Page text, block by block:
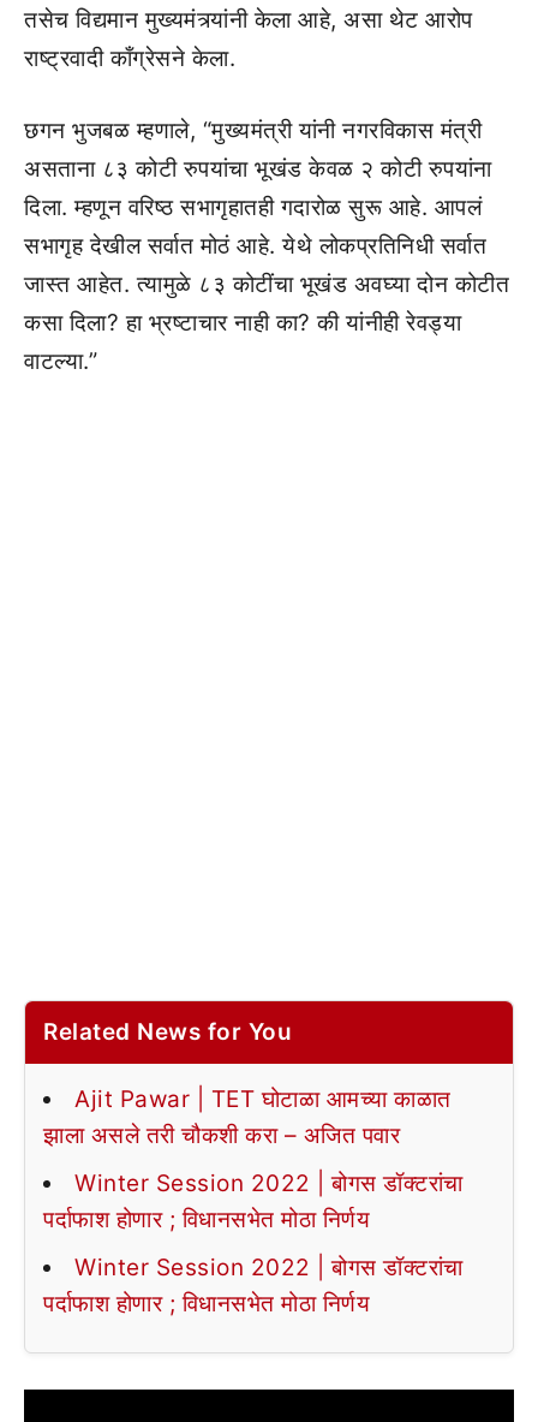
तसेच विद्यमान मुख्यमंत्र्यांनी केला आहे, असा थेट आरोप
राष्ट्रवादी काँग्रेसने केला.
छगन भुजबळ म्हणाले, “मुख्यमंत्री यांनी नगरविकास मंत्री
असताना ८३ कोटी रुपयांचा भूखंड केवळ २ कोटी रुपयांना
दिला. म्हणून वरिष्ठ सभागृहातही गदारोळ सुरू आहे. आपलं
सभागृह देखील सर्वात मोठं आहे. येथे लोकप्रतिनिधी सर्वात
जास्त आहेत. त्यामुळे ८३ कोटींचा भूखंड अवघ्या दोन कोटीत
कसा दिला? हा भ्रष्टाचार नाही का? की यांनीही रेवड्या
वाटल्या.”
Related News for You
Ajit Pawar | TET घोटाळा आमच्या काळात
झाला असले तरी चौकशी करा – अजित पवार
Winter Session 2022 | बोगस डॉक्टरांचा
पर्दाफाश होणार ; विधानसभेत मोठा निर्णय
Winter Session 2022 | बोगस डॉक्टरांचा
पर्दाफाश होणार ; विधानसभेत मोठा निर्णय